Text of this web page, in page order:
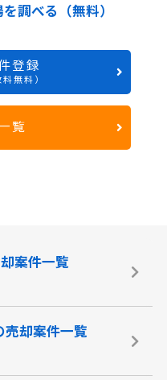
調べる（無料）
登録
無料）
覧
案件一覧
売却案件一覧